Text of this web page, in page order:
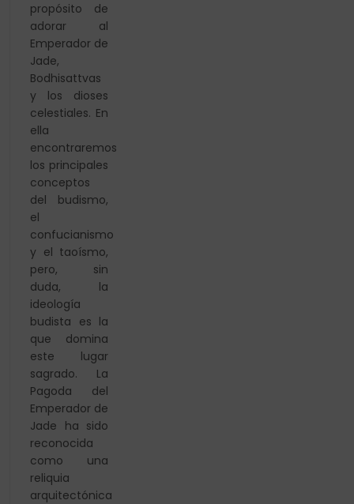
propósito de
adorar al
Emperador de
Jade,
Bodhisattvas
y los dioses
celestiales. En
ella
encontraremos
los principales
conceptos
del budismo,
el
confucianismo
y el taoísmo,
pero, sin
duda, la
ideología
budista es la
que domina
este lugar
sagrado. La
Pagoda del
Emperador de
Jade ha sido
reconocida
como una
reliquia
arquitectónica